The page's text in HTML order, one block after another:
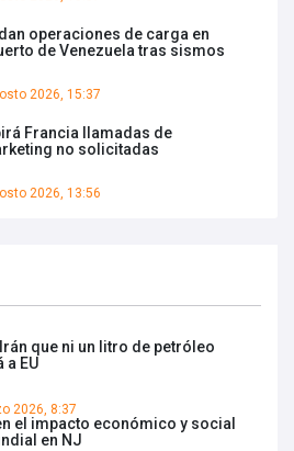
operaciones de carga en
de Venezuela tras sismos
2026, 15:37
Francia llamadas de
no solicitadas
2026, 13:56
que ni un litro de petróleo
a EU
2026, 8:37
el impacto económico y social
en NJ